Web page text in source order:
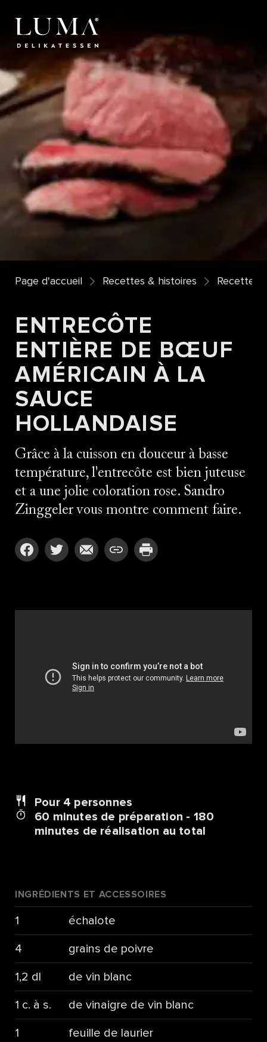
Page d'accueil Recettes & histoires Recettes
ENTRECÔTE
ENTIÈRE DE BŒUF
AMÉRICAIN À LA
SAUCE
HOLLANDAISE
Grâce à la cuisson en douceur à basse
température, l'entrecôte est bien juteuse
et a une jolie coloration rose. Sandro
Zinggeler vous montre comment faire.
Pour 4 personnes
60 minutes de préparation - 180
minutes de réalisation au total
INGRÉDIENTS ET ACCESSOIRES
1 échalote
4 grains de poivre
1,2 dl de vin blanc
1 c. à s. de vinaigre de vin blanc
1 feuille de laurier